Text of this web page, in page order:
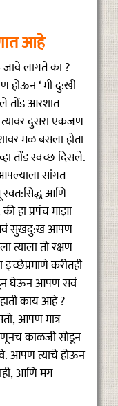
आहे
लागते का ?
होऊन ‘ मी दु:खी
आरशात
त्यावर दुसरा एकजण
मळ बसला होता
तोंड स्वच्छ दिसले.
सांगत
आणि
प्रपंच माझा
सुखदु:ख आपण
त्याला तो रक्षण
करीतही
घेऊन आपण सर्व
काय आहे ?
आपण मात्र
काळजी सोडून
आपण त्याचे होऊन
आणि मग